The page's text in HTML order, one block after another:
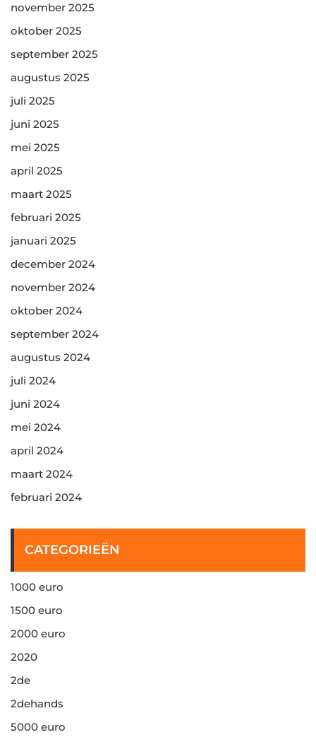
november 2025
oktober 2025
september 2025
augustus 2025
juli 2025
juni 2025
mei 2025
april 2025
maart 2025
februari 2025
januari 2025
december 2024
november 2024
oktober 2024
september 2024
augustus 2024
juli 2024
juni 2024
mei 2024
april 2024
maart 2024
februari 2024
CATEGORIEËN
1000 euro
1500 euro
2000 euro
2020
2de
2dehands
5000 euro